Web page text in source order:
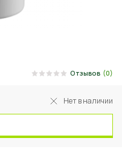
Отзывов (0)
Нет в наличии